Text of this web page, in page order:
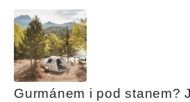
Gurmánem i pod stanem?